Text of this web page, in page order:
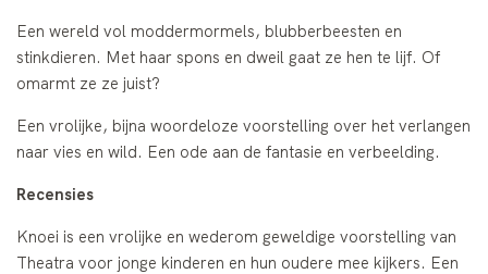
Een wereld vol moddermormels, blubberbeesten en
stinkdieren. Met haar spons en dweil gaat ze hen te lijf. Of
omarmt ze ze juist?
Een vrolijke, bijna woordeloze voorstelling over het verlangen
naar vies en wild. Een ode aan de fantasie en verbeelding.
Recensies
Knoei is een vrolijke en wederom geweldige voorstelling van
Theatra voor jonge kinderen en hun oudere mee kijkers. Een